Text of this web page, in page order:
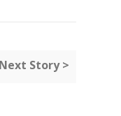
Next Story >